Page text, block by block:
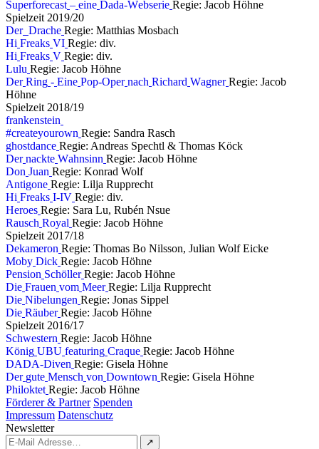
Superforecast – eine Dada-Webserie Regie: Jacob Höhne
Spielzeit 2019/20
Der Drache Regie: Matthias Mosbach
Hi Freaks VI Regie: div.
Hi Freaks V Regie: div.
Lulu Regie: Jacob Höhne
Der Ring - Eine Pop-Oper nach Richard Wagner Regie: Jacob
Höhne
Spielzeit 2018/19
frankenstein
#createyourown Regie: Sandra Rasch
ghostdance Regie: Andreas Spechtl & Thomas Köck
Der nackte Wahnsinn Regie: Jacob Höhne
Don Juan Regie: Konrad Wolf
Antigone Regie: Lilja Rupprecht
Hi Freaks I-IV Regie: div.
Heroes Regie: Sara Lu, Rubén Nsue
Rausch Royal Regie: Jacob Höhne
Spielzeit 201 7/18
Dekameron Regie: Thomas Bo Nilsson, Julian Wolf Eicke
Moby Dick Regie: Jacob Höhne
Pension Schöller Regie: Jacob Höhne
Die Frauen vom Meer Regie: Lilja Rupprecht
Die Nibelungen Regie: Jonas Sippel
Die Räuber Regie: Jacob Höhne
Spielzeit 2016/1 7
Schwestern Regie: Jacob Höhne
König UBU featuring Craque Regie: Jacob Höhne
DADA-Diven Regie: Gisela Höhne
Der gute Mensch von Downtown Regie: Gisela Höhne
Philoktet Regie: Jacob Höhne
Förderer & Partner Spenden
Impressum Datenschutz
Newsletter
↗